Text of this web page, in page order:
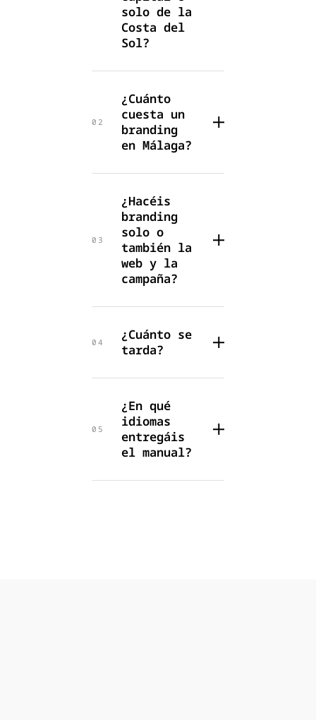
solo de la
Costa del
Sol?
02
¿Cuánto
cuesta un
branding
en Málaga?
03
¿Hacéis
branding
solo o
también la
web y la
campaña?
04
¿Cuánto se
tarda?
05
¿En qué
idiomas
entregáis
el manual?